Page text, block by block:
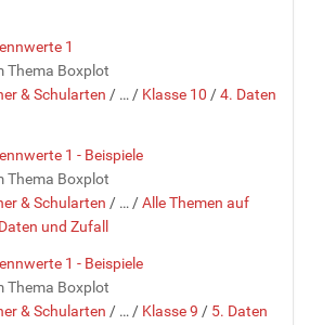
1
Thema Boxplot
& Schularten / … / Klasse 10 /4. Daten
1 - Beispiele
Thema Boxplot
& Schularten / … /Alle Themen auf
und Zufall
1 - Beispiele
Thema Boxplot
& Schularten / … / Klasse 9 / 5. Daten